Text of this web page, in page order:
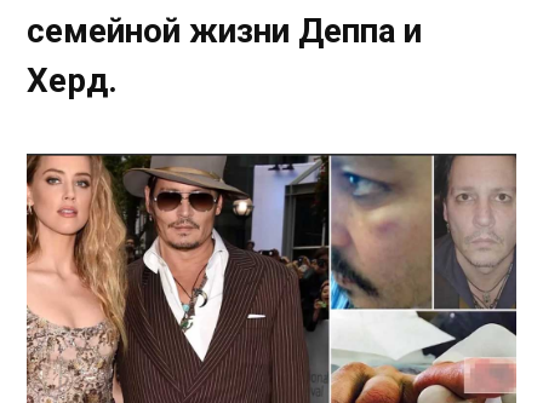
семейной жизни Деппа и
Херд.